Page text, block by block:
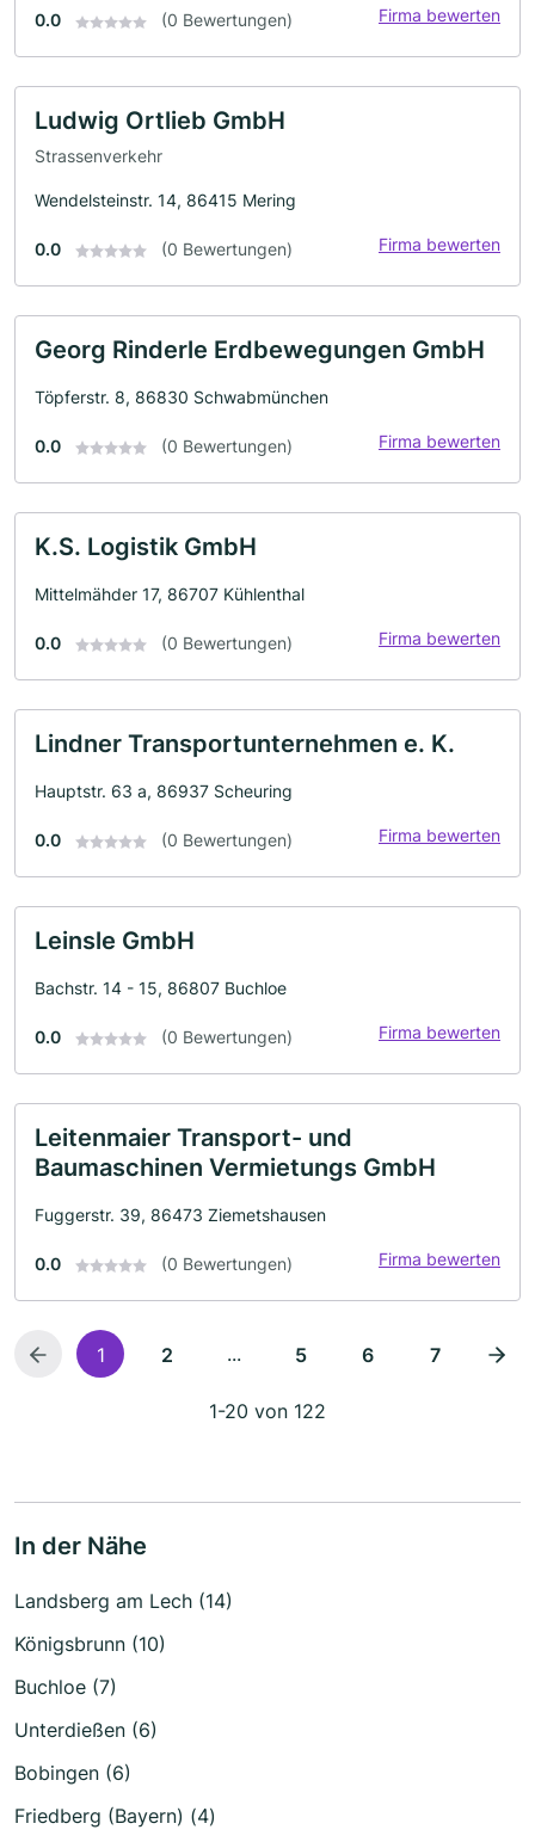
0.0 (0 Bewertungen) Firma bewerten
Ludwig Ortlieb GmbH
Strassenverkehr
Wendelsteinstr. 14, 86415 Mering
0.0 (0 Bewertungen) Firma bewerten
Georg Rinderle Erdbewegungen GmbH
Töpferstr. 8, 86830 Schwabmünchen
0.0 (0 Bewertungen) Firma bewerten
K.S. Logistik GmbH
Mittelmähder 17, 86707 Kühlenthal
0.0 (0 Bewertungen) Firma bewerten
Lindner Transportunternehmen e. K.
Hauptstr. 63 a, 86937 Scheuring
0.0 (0 Bewertungen) Firma bewerten
Leinsle GmbH
Bachstr. 14 - 15, 86807 Buchloe
0.0 (0 Bewertungen) Firma bewerten
Leitenmaier Transport- und
Baumaschinen Vermietungs GmbH
Fuggerstr. 39, 86473 Ziemetshausen
0.0 (0 Bewertungen) Firma bewerten
1 2 ... 5 6 7
1-20 von 122
In der Nähe
Landsberg am Lech (14)
Königsbrunn (10)
Buchloe (7)
Unterdießen (6)
Bobingen (6)
Friedberg (Bayern) (4)